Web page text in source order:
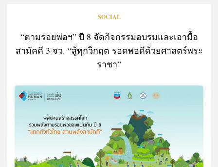
SOCIAL
“ตามรอยพ่อฯ” ปี 8 จัดกิจกรรมอบรมและเอามื้อ
สามัคคี 3 จว. “สู้ทุกวิกฤต รอดพอดีด้วยศาสตร์พระ
ราชา”